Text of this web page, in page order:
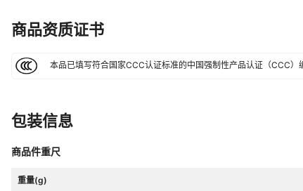
安全功能
能效等级
智能类型
重量
颜色
商品资质证书
本品已填写符合国家CCC认证标准的中国强制性产品认证（CCC）
包装信息
商品件重尺
重量(g)